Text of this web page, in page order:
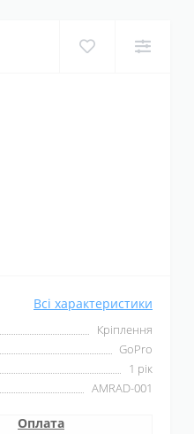
Всі характеристики
Кріплення
GoPro
1 рік
AMRAD-001
Оплата